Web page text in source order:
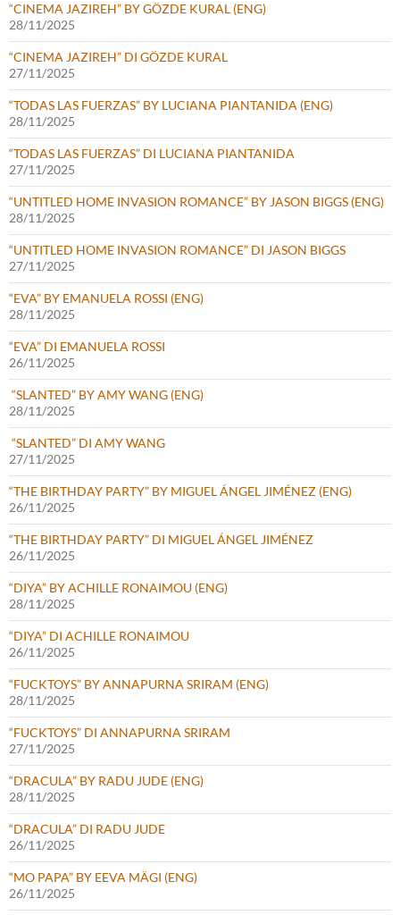
“CINEMA JAZIREH” BY GÖZDE KURAL (ENG)
28/11/2025
“CINEMA JAZIREH” DI GÖZDE KURAL
27/11/2025
“TODAS LAS FUERZAS” BY LUCIANA PIANTANIDA (ENG)
28/11/2025
“TODAS LAS FUERZAS” DI LUCIANA PIANTANIDA
27/11/2025
“UNTITLED HOME INVASION ROMANCE” BY JASON BIGGS (ENG)
28/11/2025
“UNTITLED HOME INVASION ROMANCE” DI JASON BIGGS
27/11/2025
“EVA” BY EMANUELA ROSSI (ENG)
28/11/2025
“EVA” DI EMANUELA ROSSI
26/11/2025
“SLANTED” BY AMY WANG (ENG)
28/11/2025
“SLANTED” DI AMY WANG
27/11/2025
“THE BIRTHDAY PARTY” BY MIGUEL ÁNGEL JIMÉNEZ (ENG)
26/11/2025
“THE BIRTHDAY PARTY” DI MIGUEL ÁNGEL JIMÉNEZ
26/11/2025
“DIYA” BY ACHILLE RONAIMOU (ENG)
28/11/2025
“DIYA” DI ACHILLE RONAIMOU
26/11/2025
“FUCKTOYS” BY ANNAPURNA SRIRAM (ENG)
28/11/2025
“FUCKTOYS” DI ANNAPURNA SRIRAM
27/11/2025
“DRACULA” BY RADU JUDE (ENG)
28/11/2025
“DRACULA” DI RADU JUDE
26/11/2025
“MO PAPA” BY EEVA MÄGI (ENG)
26/11/2025